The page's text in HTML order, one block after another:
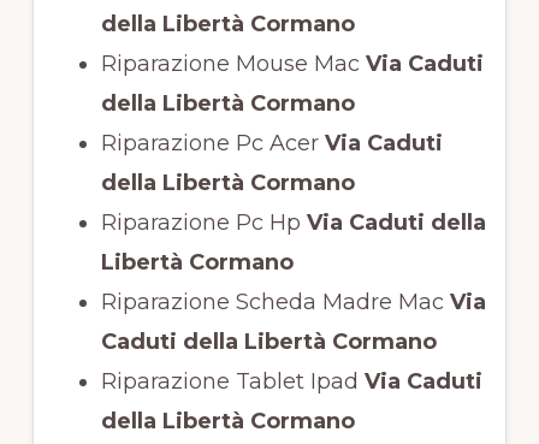
della Libertà Cormano
Riparazione Mouse Mac Via Caduti
della Libertà Cormano
Riparazione Pc AcerVia Caduti
della Libertà Cormano
Riparazione Pc Hp Via Caduti della
Libertà Cormano
Riparazione Scheda Madre Mac Via
Caduti della Libertà Cormano
Riparazione Tablet Ipad Via Caduti
della Libertà Cormano